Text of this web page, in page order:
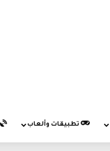
تطبيقات وألعاب